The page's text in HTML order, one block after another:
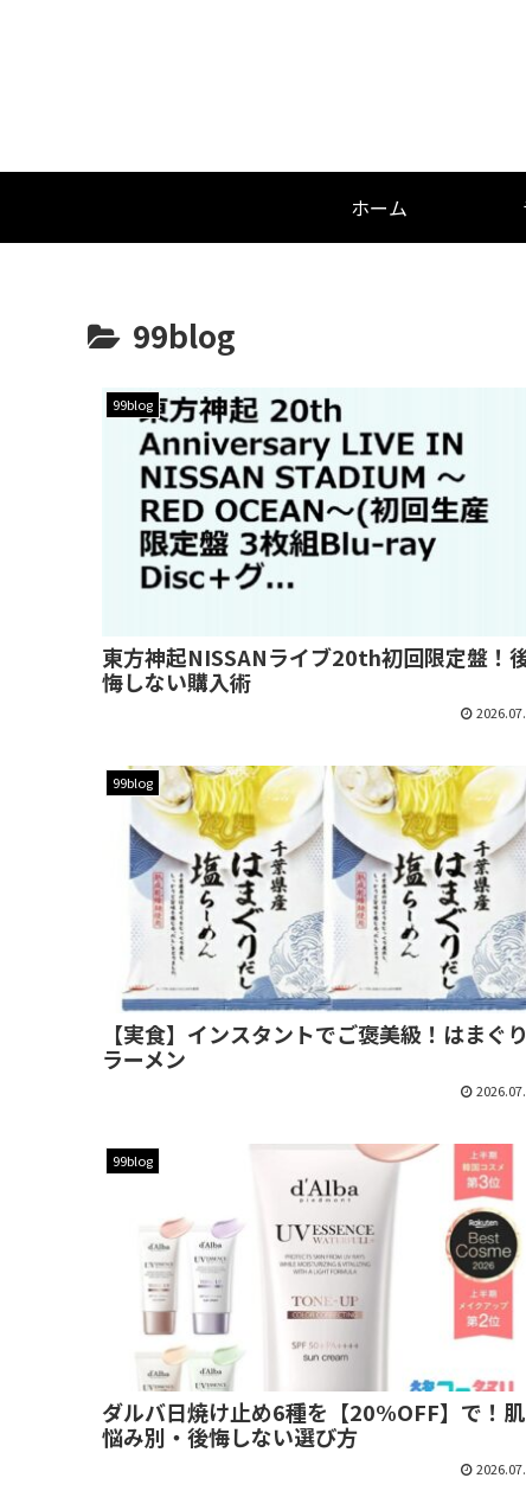
ホーム
99blog
99blog
東方神起NISSANライブ20th初回限定盤！
悔しない購入術
99blog
【実食】インスタントでご褒美級！はまぐり
ラーメン
99blog
ダルバ日焼け止め6種を【20%OFF】で！肌
悩み別・後悔しない選び方